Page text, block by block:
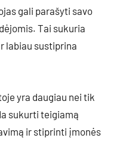
gali parašyti savo
Tai sukuria
labiau sustiprina
yra daugiau nei tik
sukurti teigiamą
ir stiprinti įmonės